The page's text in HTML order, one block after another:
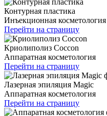
Контурная пластика
Инъекционная косметология
Перейти на страницу
Криолиполиз Coccon
Аппаратная косметология
Перейти на страницу
Лазерная эпиляция Magic
Аппаратная косметология
Перейти на страницу